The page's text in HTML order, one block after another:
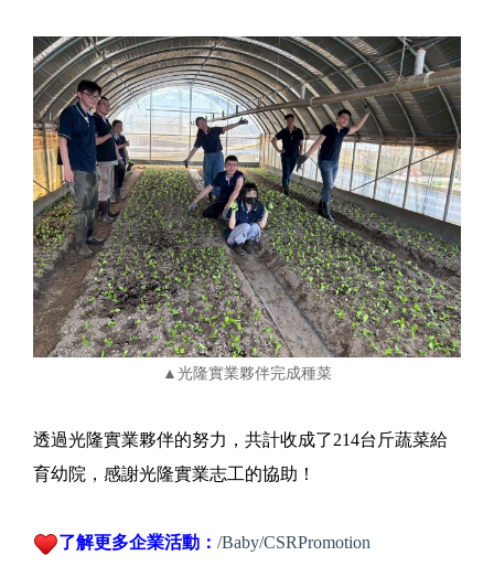
▲光隆實業夥伴完成種菜
透過光隆實業夥伴的努力，共計收成了214台斤蔬菜給
育幼院，感謝光隆實業志工的協助！
了解更多企業活動： /Baby/CSRPromotion